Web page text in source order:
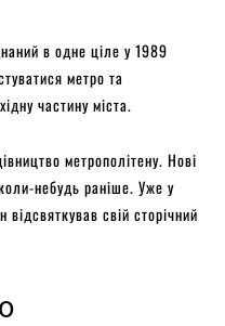
в одне ціле у 1989
метро та
частину міста.
метрополітену. Нові
небудь раніше. Уже у
свій сторічний